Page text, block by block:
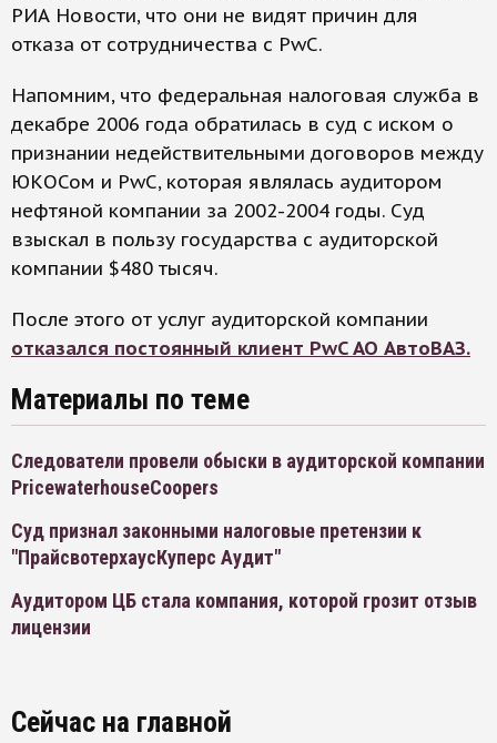
РИА Новости, что они не видят причин для
отказа от сотрудничества с PwC.
Напомним, что федеральная налоговая служба в
декабре 2006 года обратилась в суд с иском о
признании недействительными договоров между
ЮКОСом и PwC, которая являлась аудитором
нефтяной компании за 2002-2004 годы. Суд
взыскал в пользу государства с аудиторской
компании $480 тысяч.
После этого от услуг аудиторской компании
отказался постоянный клиент PwC АО АвтоВАЗ.
Материалы по теме
Следователи провели обыски в аудиторской компании
PricewaterhouseCoopers
Суд признал законными налоговые претензии к
"ПрайсвотерхаусКуперс Аудит"
Аудитором ЦБ стала компания, которой грозит отзыв
лицензии
Сейчас на главной